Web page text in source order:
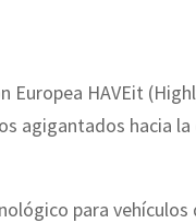
Europea HAVEit
agigantados hacia la
para vehículos